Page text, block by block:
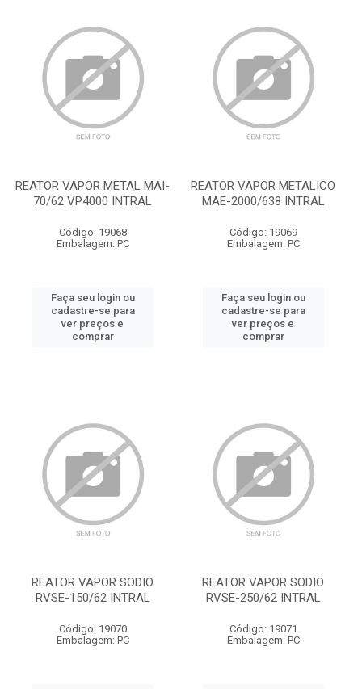
REATOR VAPOR METAL MAI-
70/62 VP4000 INTRAL
Código: 19068
Embalagem: PC
Faça seu login ou
cadastre-se para
ver preços e
comprar
REATOR VAPOR METALICO
MAE-2000/638 INTRAL
Código: 19069
Embalagem: PC
Faça seu login ou
cadastre-se para
ver preços e
comprar
REATOR VAPOR SODIO
RVSE-150/62 INTRAL
Código: 19070
Embalagem: PC
REATOR VAPOR SODIO
RVSE-250/62 INTRAL
Código: 19071
Embalagem: PC